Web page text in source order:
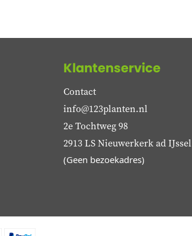
Klantenservice
Contact
info@123planten.nl
2e Tochtweg 98
2913 LS Nieuwerkerk ad IJssel
(Geen bezoekadres)